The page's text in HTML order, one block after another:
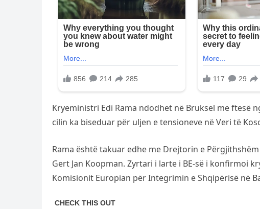
Kryeministri Edi Rama ndodhet në Bruksel me ftesë
cilin ka biseduar për uljen e tensioneve në Veri të
Rama është takuar edhe me Drejtorin e
Gert Jan Koopman. Zyrtari i larte i BE-së i konfirmoi
Komisionit Europian për Integrimin e Shqipërisë në